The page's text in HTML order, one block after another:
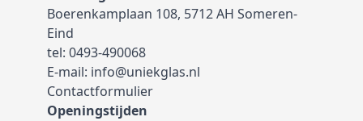
Boerenkamplaan 108, 5712 AH Someren-
Eind
tel: 0493-490068
E-mail: info@uniekglas.nl
Contactformulier
Openingstijden